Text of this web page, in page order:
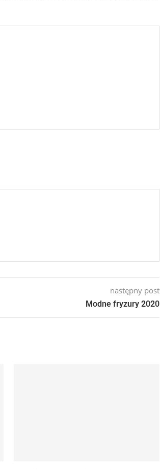
następny post
Modne fryzury 2020